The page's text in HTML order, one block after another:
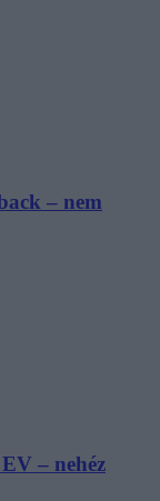
– nem
– nehéz